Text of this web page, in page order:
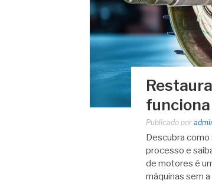
Publicado por
Descubra
processo e
de motores é
máquinas sem